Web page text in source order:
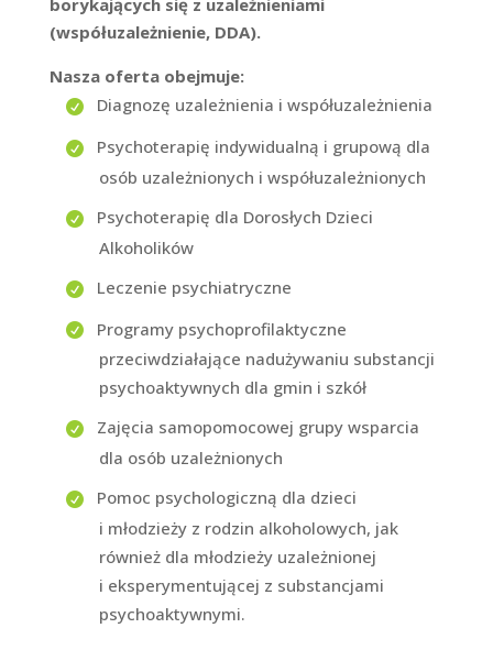
(współuzależnienie, DDA).
Nasza oferta obejmuje:
Diagnozę uzależnienia i współuzależnienia
Psychoterapię indywidualną i grupową dla
osób uzależnionych i współuzależnionych
Psychoterapię dla Dorosłych Dzieci
Alkoholików
Leczenie psychiatryczne
Programy psychoprofilaktyczne
przeciwdziałające nadużywaniu substancji
psychoaktywnych dla gmin i szkół
Zajęcia samopomocowej grupy wsparcia
dla osób uzależnionych
Pomoc psychologiczną dla dzieci
i młodzieży z rodzin alkoholowych, jak
również dla młodzieży uzależnionej
i eksperymentującej z substancjami
psychoaktywnymi.